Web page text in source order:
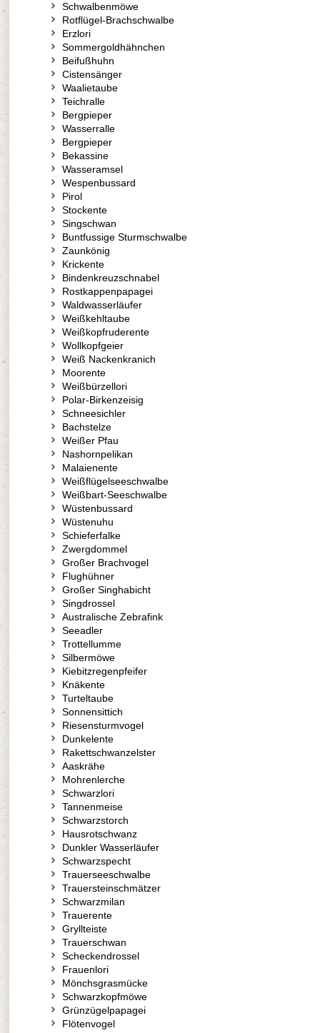
Schwalbenmöwe
Rotflügel-Brachschwalbe
Erzlori
Sommergoldhähnchen
Beifußhuhn
Cistensänger
Waalietaube
Teichralle
Bergpieper
Wasserralle
Bergpieper
Bekassine
Wasseramsel
Wespenbussard
Pirol
Stockente
Singschwan
Buntfussige Sturmschwalbe
Zaunkönig
Krickente
Bindenkreuzschnabel
Rostkappenpapagei
Waldwasserläufer
Weißkehltaube
Weißkopfruderente
Wollkopfgeier
Weiß Nackenkranich
Moorente
Weißbürzellori
Polar-Birkenzeisig
Schneesichler
Bachstelze
Weißer Pfau
Nashornpelikan
Malaienente
Weißflügelseeschwalbe
Weißbart-Seeschwalbe
Wüstenbussard
Wüstenuhu
Schieferfalke
Zwergdommel
Großer Brachvogel
Flughühner
Großer Singhabicht
Singdrossel
Australische Zebrafink
Seeadler
Trottellumme
Silbermöwe
Kiebitzregenpfeifer
Knäkente
Turteltaube
Sonnensittich
Riesensturmvogel
Dunkelente
Rakettschwanzelster
Aaskrähe
Mohrenlerche
Schwarzlori
Tannenmeise
Schwarzstorch
Hausrotschwanz
Dunkler Wasserläufer
Schwarzspecht
Trauerseeschwalbe
Trauersteinschmätzer
Schwarzmilan
Trauerente
Gryllteiste
Trauerschwan
Scheckendrossel
Frauenlori
Mönchsgrasmücke
Schwarzkopfmöwe
Grünzügelpapagei
Flötenvogel